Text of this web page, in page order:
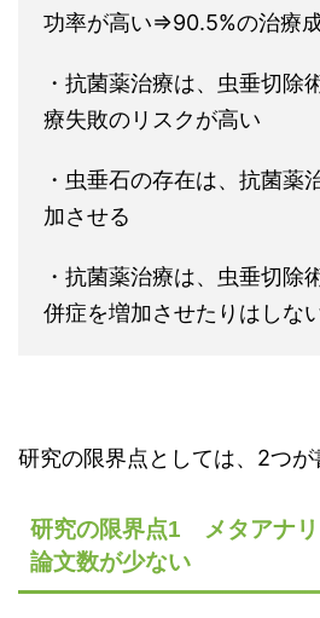
功率が高い⇒90.5%の治療
・抗菌薬治療は、虫垂切除
療失敗のリスクが高い
・虫垂石の存在は、抗菌薬
加させる
・抗菌薬治療は、虫垂切除
併症を増加させたりはしな
研究の限界点としては、2つが
研究の限界点1 メタアナリ
論文数が少ない